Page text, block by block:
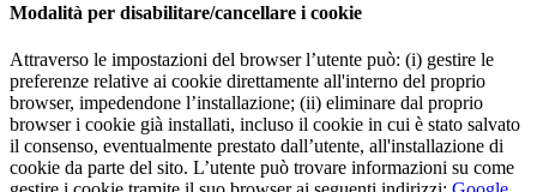
Modalità per disabilitare/cancellare i cookie
Attraverso le impostazioni del browser l’utente può: (i) gestire le
preferenze relative ai cookie direttamente all'interno del proprio
browser, impedendone l’installazione; (ii) eliminare dal proprio
browser i cookie già installati, incluso il cookie in cui è stato salvato
il consenso, eventualmente prestato dall’utente, all'installazione di
cookie da parte del sito. L’utente può trovare informazioni su come